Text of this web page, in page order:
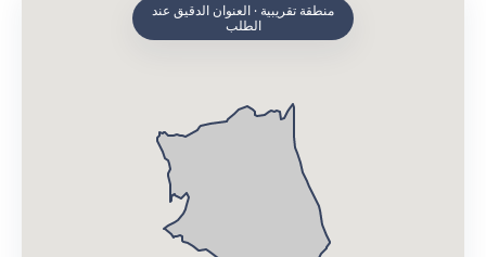
منطقة تقريبية · العنوان الدقيق عند
الطلب